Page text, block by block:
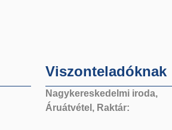
Viszonteladóknak
Nagykereskedelmi iroda,
Áruátvétel, Raktár: